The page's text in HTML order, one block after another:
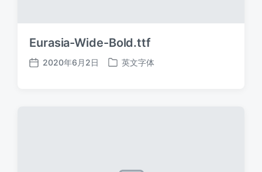
Eurasia-Wide-Bold.ttf
发
2020年6月2日
发
英文字体